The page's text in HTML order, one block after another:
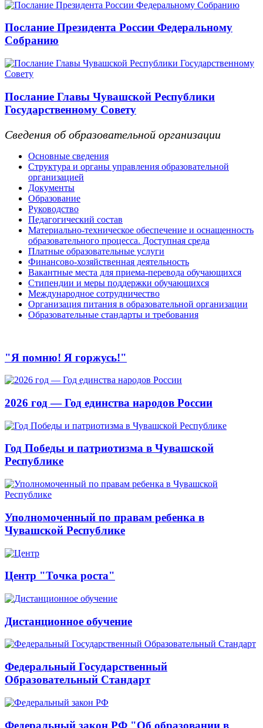
Послание Президента России Федеральному
Собранию
Послание Главы Чувашской Республики
Государственному Совету
Сведения об образовательной организации
Основные сведения
Структура и органы управления образовательной
организацией
Документы
Образование
Руководство
Педагогический состав
Материально-техническое обеспечение и оснащенность
образовательного процесса. Доступная среда
Платные образовательные услуги
Финансово-хозяйственная деятельность
Вакантные места для приема-перевода обучающихся
Стипендии и меры поддержки обучающихся
Международное сотрудничество
Организация питания в образовательной организации
Образовательные стандарты и требования
"Я помню! Я горжусь!"
2026 год — Год единства народов России
Год Победы и патриотизма в Чувашской
Республике
Уполномоченный по правам ребенка в
Чувашской Республике
Центр "Точка роста"
Дистанционное обучение
Федеральный Государственный
Образовательный Стандарт
Федеральный закон РФ "Об образовании в